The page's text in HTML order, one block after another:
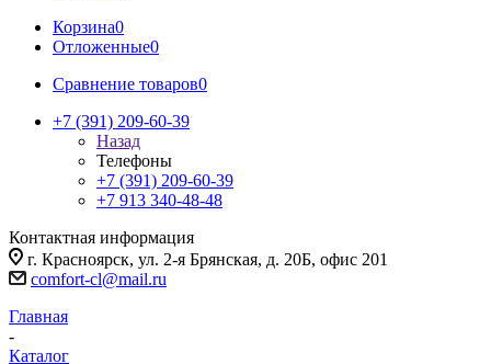
Корзина0
Отложенные0
Сравнение товаров0
+7 (391) 209-60-39
Назад
Телефоны
+7 (391) 209-60-39
+7 913 340-48-48
Контактная информация
г. Красноярск, ул. 2-я Брянская, д. 20Б, офис 201
comfort-cl@mail.ru
Главная
-
Каталог